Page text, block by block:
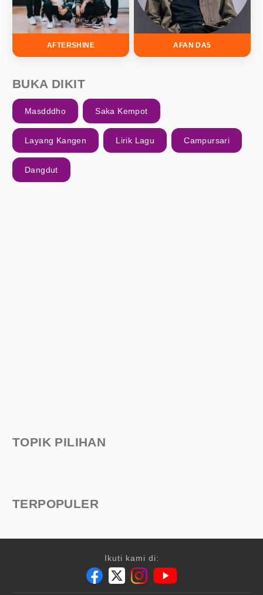
AFTERSHINE AFAN DA5
BUKA DIKIT
Masdddho Saka Kempot
Layang Kangen Lirik Lagu Campursari
Dangdut
TOPIK PILIHAN
TERPOPULER
Ikuti kami di: